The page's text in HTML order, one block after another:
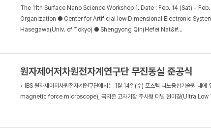
The 11th Surface Nano Science Workshop 1. Date : Feb. 14 (Sat) -
Organization ● Center for Artificial low Dimensional Electronic
Hasegawa(Univ. of Tokyo) ● Shengyong Qin(Hefei Nat&#...
원자제어저차원전자계연구단 무진동실 준공식
• IBS 원자제어저차원전자계연구단에서는 1월 14일(수) 포스텍 나노융합기술원 내
magnetic force microscope), 극저온 고자기장 주사형 터널 현미경(Ultra